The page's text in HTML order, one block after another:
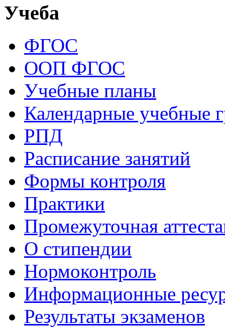
Учеба
ФГОС
ООП ФГОС
Учебные планы
Календарные учебные
РПД
Расписание занятий
Формы контроля
Практики
Промежуточная
О стипендии
Нормоконтроль
Информационные
Результаты экзаменов